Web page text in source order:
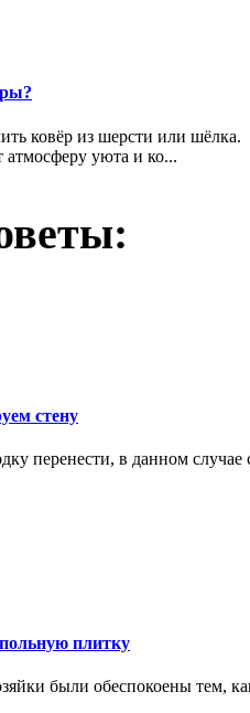
ковёр из шерсти или шёлка.
атмосферу уюта и ко...
стену
перенести, в данном
плитку
были обеспокоены тем,